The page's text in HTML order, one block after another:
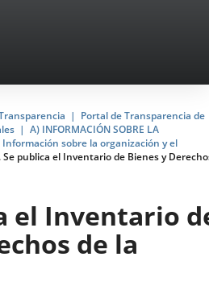
Portal de Transparencia de
A) INFORMACIÓN SOBRE LA
Información sobre la organización y el
Se publica el Inventario de Bienes y
el Inventario
de la